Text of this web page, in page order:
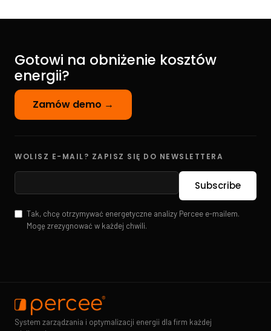
Gotowi na obniżenie kosztów
energii?
Zamów demo →
WOLISZ E-MAIL? ZAPISZ SIĘ DO NEWSLETTERA
Tak, chcę otrzymywać energetyczne analizy Percee e-mailem.
Mogę zrezygnować w każdej chwili.
System zarządzania i optymalizacji energii dla firm każdej